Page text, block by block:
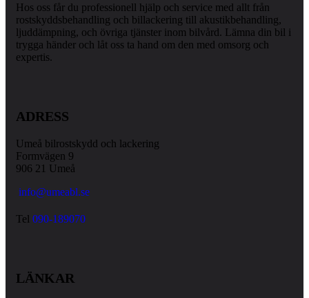
Hos oss får du professionell hjälp och service med allt från
rostskyddsbehandling och billackering till akustikbehandling,
ljuddämpning, och övriga tjänster inom bilvård. Lämna din bil i
trygga händer och låt oss ta hand om den med omsorg och
expertis.
ADRESS
Umeå bilrostskydd och lackering
Formvägen 9
906 21 Umeå
info@umeabl.se
Tel 090-189070
LÄNKAR